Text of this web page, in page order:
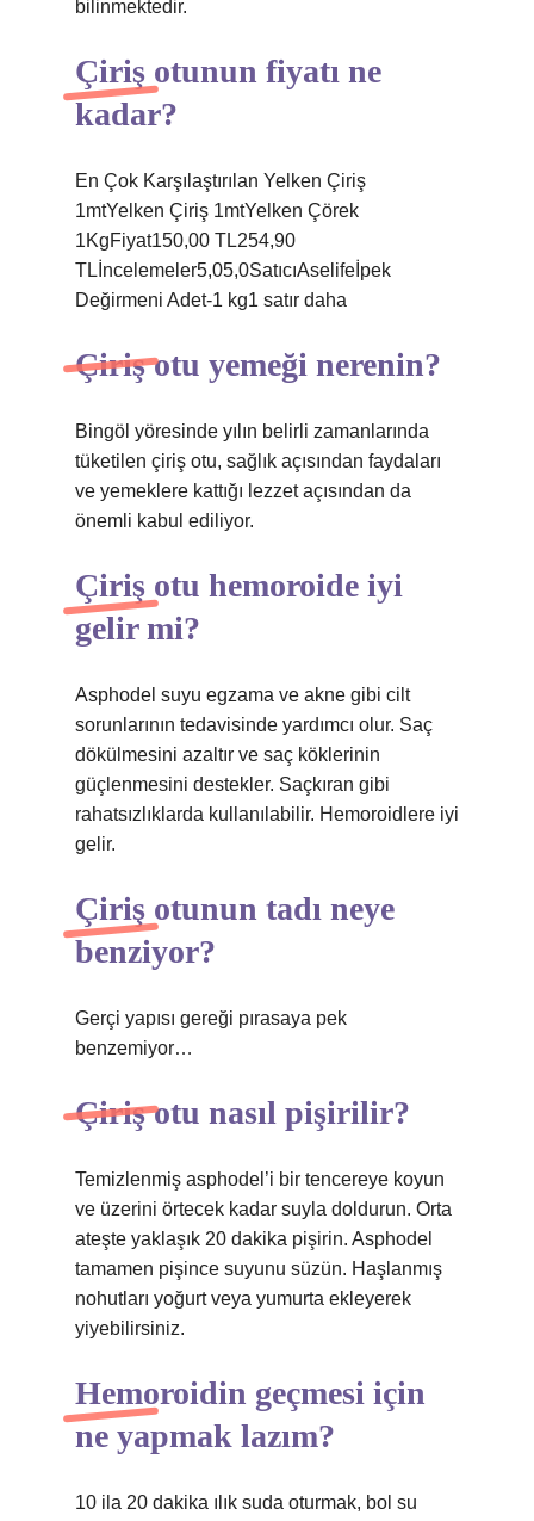
bilinmektedir.
Çiriş otunun fiyatı ne
kadar?
En Çok Karşılaştırılan Yelken Çiriş
1mtYelken Çiriş 1mtYelken Çörek
1KgFiyat150,00 TL254,90
TLİncelemeler5,05,0SatıcıAselifeİpek
Değirmeni Adet-1 kg1 satır daha
Çiriş otu yemeği nerenin?
Bingöl yöresinde yılın belirli zamanlarında
tüketilen çiriş otu, sağlık açısından faydaları
ve yemeklere kattığı lezzet açısından da
önemli kabul ediliyor.
Çiriş otu hemoroide iyi
gelir mi?
Asphodel suyu egzama ve akne gibi cilt
sorunlarının tedavisinde yardımcı olur. Saç
dökülmesini azaltır ve saç köklerinin
güçlenmesini destekler. Saçkıran gibi
rahatsızlıklarda kullanılabilir. Hemoroidlere iyi
gelir.
Çiriş otunun tadı neye
benziyor?
Gerçi yapısı gereği pırasaya pek
benzemiyor…
Çiriş otu nasıl pişirilir?
Temizlenmiş asphodel’i bir tencereye koyun
ve üzerini örtecek kadar suyla doldurun. Orta
ateşte yaklaşık 20 dakika pişirin. Asphodel
tamamen pişince suyunu süzün. Haşlanmış
nohutları yoğurt veya yumurta ekleyerek
yiyebilirsiniz.
Hemoroidin geçmesi için
ne yapmak lazım?
10 ila 20 dakika ılık suda oturmak, bol su